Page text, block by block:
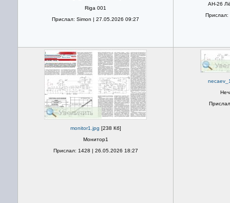
Riga 001
Прислал: Simon | 27.05.2026 09:27
АН-26
Прислал:
monitor1.jpg [238 Кб]
Монитор1
Прислал: 1428 | 26.05.2026 18:27